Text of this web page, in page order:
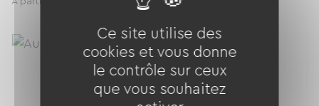
Ce site utilise des
cookies et vous donne
le contrôle sur ceux
que vous souhaitez